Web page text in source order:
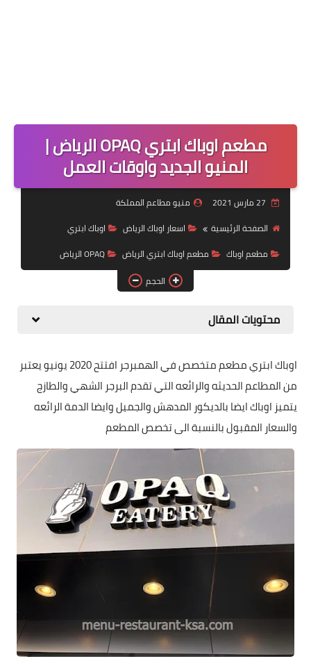
مطعم اوباك ابتري OPAQ الرياض |
المنيو الجديد واوقات العمل
منيو مطاعم المملكة
الصفحة الرئيسية
اسعار اوباك الرياض
اوباك ابتري
مطعم اوباك
مطعم اوباك ابتري الرياض
OPAQ الرياض
الحجم
محتويات المقال
اوباك ابتري مطعم متخصص في الهمبرجر افتتح 2020 يونيو يعتبر
من المطاعم الحديثه والرائعه التي تقدم البرجر الشهي والطازج
يتميز اوباك ايضا بالديكور المدهش والجميل وايضا الدمة الرائعه
والسعار المقبول بالنسبة الى تخصص المطعم